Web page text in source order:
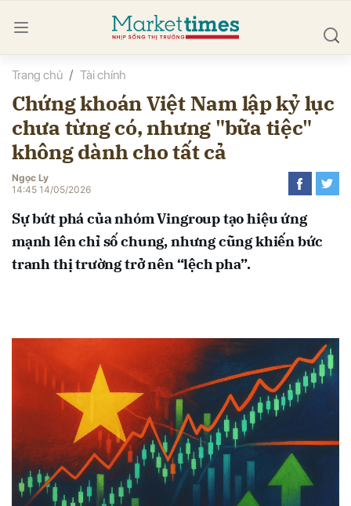
Trang chủ Tài chính
Chứng khoán Việt Nam lập kỷ lục
chưa từng có, nhưng "bữa tiệc"
không dành cho tất cả
Ngọc Ly
14:45 14/05/2026
Sự bứt phá của nhóm Vingroup tạo hiệu ứng
mạnh lên chỉ số chung, nhưng cũng khiến bức
tranh thị trường trở nên “lệch pha”.
luận
Hủy